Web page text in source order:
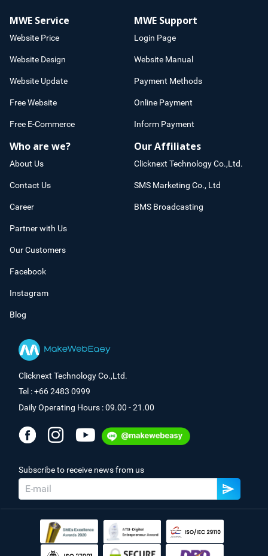
MWE Service
Website Price
Website Design
Website Update
Free Website
Free E-Commerce
MWE Support
Login Page
Website Manual
Payment Methods
Online Payment
Inform Payment
Who are we?
About Us
Contact Us
Career
Partner with Us
Our Customers
Facebook
Instagram
Blog
Our Affiliates
Clicknext Technology Co.,Ltd.
SMS Marketing Co., Ltd
BMS Broadcasting
Clicknext Technology Co.,Ltd.
Tel : +66 2483 0999
Daily Operating Hours : 09.00 - 21.00
Subscribe to receive news from us